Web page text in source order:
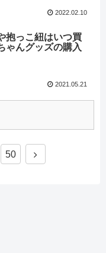
2022.02.10
抱っこ紐はいつ買
ゃんグッズの購入
2021.05.21
50